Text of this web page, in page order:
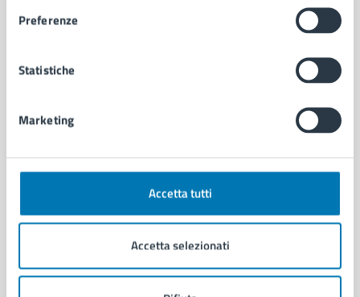
Preferenze
Statistiche
Marketing
Accetta tutti
Accetta selezionati
Comune di Napoli
AMMINISTRAZIONE
Organi di governo
Enti e fondazioni
Personale amministrativo